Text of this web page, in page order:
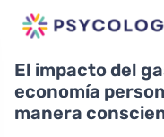
El impacto del
economía
manera